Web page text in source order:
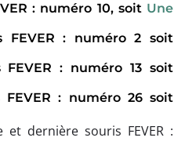
: numéro 10, soit Une
FEVER : numéro 2 soit
: numéro 13 soit
: numéro 26 soit
dernière souris FEVER :